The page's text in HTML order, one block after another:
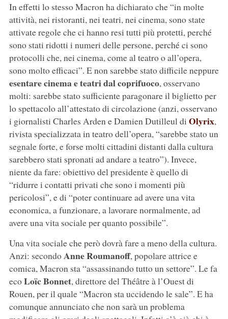
In effetti lo stesso Macron ha dichiarato che “in molte
attività, nei ristoranti, nei teatri, nei cinema, sono state
attivate regole che ci hanno resi tutti più protetti, perché
sono stati ridotti i numeri delle persone, perché ci sono
protocolli che, nei cinema, come al teatro o all’opera,
sono molto efficaci”. E non sarebbe stato difficile neppure
esentare cinema e teatri dal coprifuoco, osservano
molti: sarebbe stato sufficiente paragonare il biglietto per
lo spettacolo all’attestato di circolazione (anzi, osservano
i giornalisti Charles Arden e Damien Dutilleul di Olyrix,
rivista specializzata in teatro dell’opera, “sarebbe stato un
segnale forte, e forse molti cittadini distanti dalla cultura
sarebbero stati spronati ad andare a teatro”). Invece,
niente da fare: obiettivo del presidente è quello di
“ridurre i contatti privati che sono i momenti più
pericolosi”, e di “poter continuare ad avere una vita
economica, a funzionare, a lavorare normalmente, ad
avere una vita sociale per quanto possibile”.
Una vita sociale che però dovrà fare a meno della cultura.
Anzi: secondoAnne Roumanoff, popolare attrice e
comica, Macron sta “assassinando tutto un settore”. Le fa
ecoLoïc Bonnet, direttore del Théâtre à l’Ouest di
Rouen, per il quale “Macron sta uccidendo le sale”. E ha
comunque annunciato che non sarà un problema